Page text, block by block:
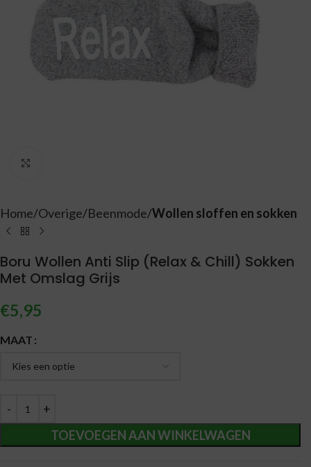
Home Overige Beenmode Wollen sloffen en sokken
Boru Wollen Anti Slip (Relax & Chill) Sokken
Met Omslag Grijs
€5,95
MAAT
TOEVOEGEN AAN WINKELWAGEN
Alternative: